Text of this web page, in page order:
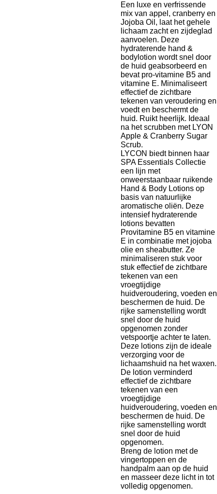
Een luxe en verfrissende
mix van appel, cranberry en
Jojoba Oil, laat het gehele
lichaam zacht en zijdeglad
aanvoelen. Deze
hydraterende hand &
bodylotion wordt snel door
de huid geabsorbeerd en
bevat pro-vitamine B5 and
vitamine E. Minimaliseert
effectief de zichtbare
tekenen van veroudering en
voedt en beschermt de
huid. Ruikt heerlijk. Ideaal
na het scrubben met LYON
Apple & Cranberry Sugar
Scrub.
LYCON biedt binnen haar
SPA Essentials Collectie
een lijn met
onweerstaanbaar ruikende
Hand & Body Lotions op
basis van natuurlijke
aromatische oliën. Deze
intensief hydraterende
lotions bevatten
Provitamine B5 en vitamine
E in combinatie met jojoba
olie en sheabutter. Ze
minimaliseren stuk voor
stuk effectief de zichtbare
tekenen van een
vroegtijdige
huidveroudering, voeden en
beschermen de huid. De
rijke samenstelling wordt
snel door de huid
opgenomen zonder
vetspoortje achter te laten.
Deze lotions zijn de ideale
verzorging voor de
lichaamshuid na het waxen.
De lotion verminderd
effectief de zichtbare
tekenen van een
vroegtijdige
huidveroudering, voeden en
beschermen de huid. De
rijke samenstelling wordt
snel door de huid
opgenomen.
Breng de lotion met de
vingertoppen en de
handpalm aan op de huid
en masseer deze licht in tot
volledig opgenomen.